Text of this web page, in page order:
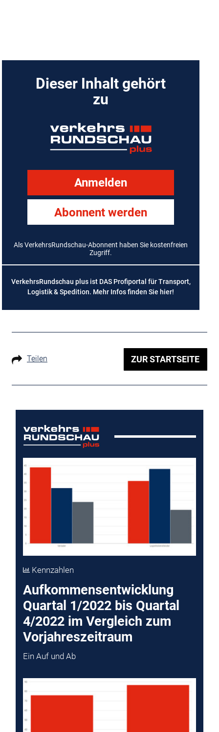
Dieser Inhalt gehört
zu
Anmelden
Abonnent werden
Als VerkehrsRundschau-Abonnent haben Sie kostenfreien
Zugriff.
VerkehrsRundschau plus ist DAS Profiportal für Transport,
Logistik & Spedition. Mehr Infos finden Sie hier!
Teilen ZUR STARTSEITE
Kennzahlen
Aufkommensentwicklung
Quartal 1/2022 bis Quartal
4/2022 im Vergleich zum
Vorjahreszeitraum
Ein Auf und Ab